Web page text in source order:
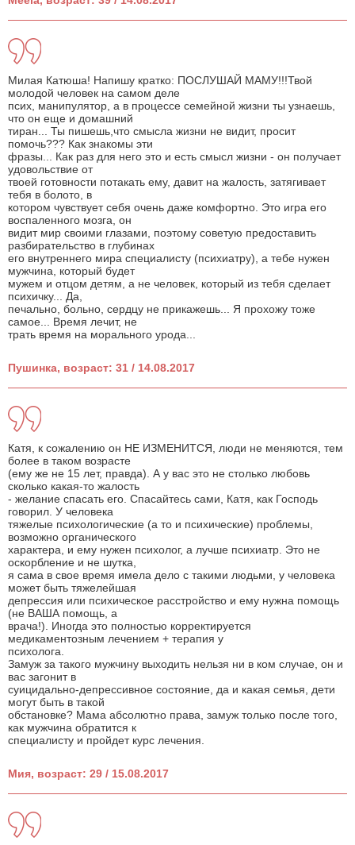
Милая Катюша! Напишу кратко: ПОСЛУШАЙ МАМУ!!!Твой
молодой человек на самом деле
псих, манипулятор, а в процессе семейной жизни ты узнаешь,
что он еще и домашний
тиран... Ты пишешь,что смысла жизни не видит, просит
помочь??? Как знакомы эти
фразы... Как раз для него это и есть смысл жизни - он получает
удовольствие от
твоей готовности потакать ему, давит на жалость, затягивает
тебя в болото, в
котором чувствует себя очень даже комфортно. Это игра его
воспаленного мозга, он
видит мир своими глазами, поэтому советую предоставить
разбирательство в глубинах
его внутреннего мира специалисту (психиатру), а тебе нужен
мужчина, который будет
мужем и отцом детям, а не человек, который из тебя сделает
психичку... Да,
печально, больно, сердцу не прикажешь... Я прохожу тоже
самое... Время лечит, не
трать время на морального урода...
Пушинка, возраст: 31 / 14.08.2017
Катя, к сожалению он НЕ ИЗМЕНИТСЯ, люди не меняются, тем
более в таком возрасте
(ему же не 15 лет, правда). А у вас это не столько любовь
сколько какая-то жалость
- желание спасать его. Спасайтесь сами, Катя, как Господь
говорил. У человека
тяжелые психологические (а то и психические) проблемы,
возможно органического
характера, и ему нужен психолог, а лучше психиатр. Это не
оскорбление и не шутка,
я сама в свое время имела дело с такими людьми, у человека
может быть тяжелейшая
депрессия или психическое расстройство и ему нужна помощь
(не ВАША помощь, а
врача!). Иногда это полностью корректируется
медикаментозным лечением + терапия у
психолога.
Замуж за такого мужчину выходить нельзя ни в ком случае, он и
вас загонит в
суицидально-депрессивное состояние, да и какая семья, дети
могут быть в такой
обстановке? Мама абсолютно права, замуж только после того,
как мужчина обратится к
специалисту и пройдет курс лечения.
Мия, возраст: 29 / 15.08.2017